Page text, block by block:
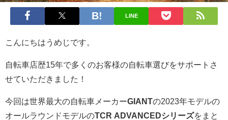
LINE
こんにちはうめじです。
自転車店歴15年で多くのお客様の自転車選びをサポートさ
せていただきました！
今回は世界最大の自転車メーカーGIANTの2023年モデルの
オールラウンドモデルのTCR ADVANCEDシリーズをまと